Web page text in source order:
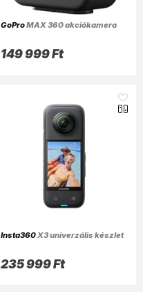
GoProMAX 360 akciókamera
149 999 Ft
Insta360X3 univerzális készlet
235 999 Ft